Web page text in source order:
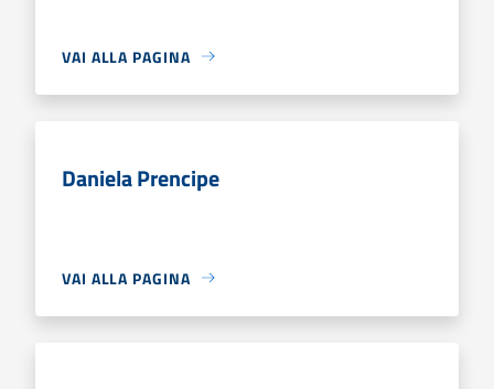
VAI ALLA PAGINA
Daniela Prencipe
VAI ALLA PAGINA